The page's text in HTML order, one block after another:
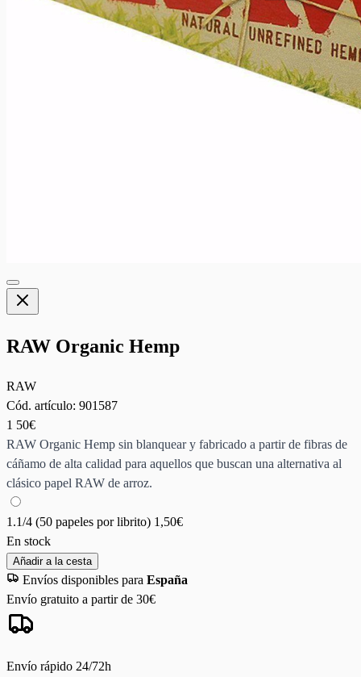
RAW Organic Hemp
RAW
Cód. artículo: 901587
1 50€
RAW Organic Hemp sin blanquear y fabricado a partir de fibras de
cáñamo de alta calidad para aquellos que buscan una alternativa al
clásico papel RAW de arroz.
1.1/4 (50 papeles por librito) 1,50€
En stock
Añadir a la cesta
Envíos disponibles para España
Envío gratuito a partir de 30€
Envío rápido 24/72h